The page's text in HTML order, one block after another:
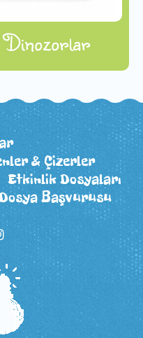
& Çizerler
Etkinlik Dosyaları
Başvurusu